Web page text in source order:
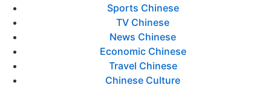
Sports Chinese
TV Chinese
News Chinese
Economic Chinese
Travel Chinese
Chinese Culture